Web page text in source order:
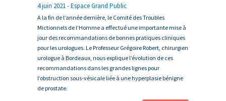
4 juin 2021 - Espace Grand Public
A la fin de l’année dernière, le Comité des Troubles
Mictionnels de l’Homme a effectué une importante mise à
jour des recommandations de bonnes pratiques cliniques
pour les urologues. Le Professeur Grégoire Robert, chirurgien
urologue à Bordeaux, nous explique l’évolution de ces
recommandations dans les grandes lignes pour
l’obstruction sous-vésicale liée à une hyperplasie bénigne
de prostate.